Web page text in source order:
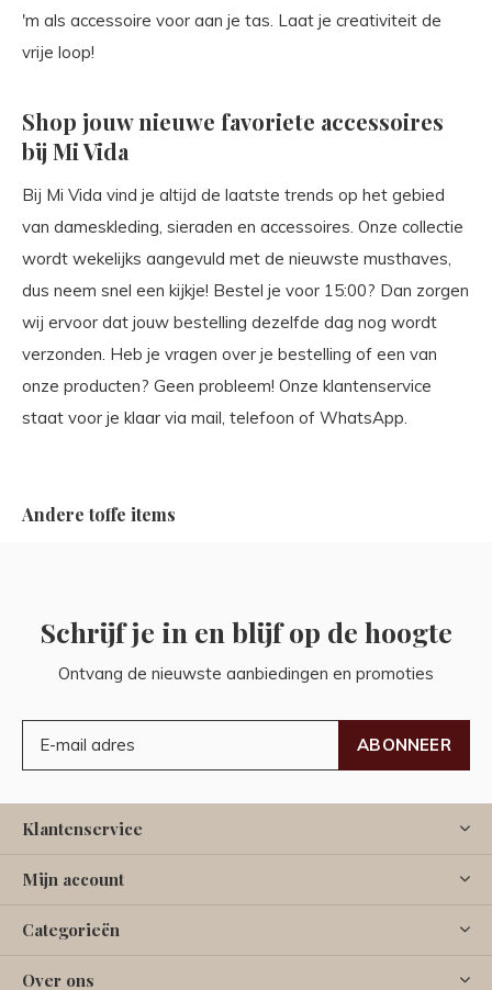
'm als accessoire voor aan je tas. Laat je creativiteit de
vrije loop!
Shop jouw nieuwe favoriete accessoires
bij Mi Vida
Bij Mi Vida vind je altijd de laatste trends op het gebied
van dameskleding, sieraden en accessoires. Onze collectie
wordt wekelijks aangevuld met de nieuwste musthaves,
dus neem snel een kijkje! Bestel je voor 15:00? Dan zorgen
wij ervoor dat jouw bestelling dezelfde dag nog wordt
verzonden. Heb je vragen over je bestelling of een van
onze producten? Geen probleem! Onze klantenservice
staat voor je klaar via mail, telefoon of WhatsApp.
Andere toffe items
Schrijf je in en blijf op de hoogte
Ontvang de nieuwste aanbiedingen en promoties
ABONNEER
Klantenservice
Mijn account
Categorieën
Over ons